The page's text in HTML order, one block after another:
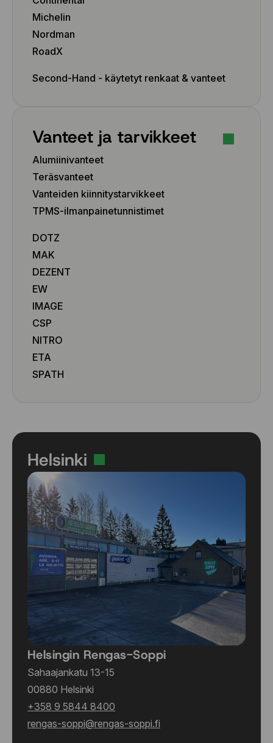
Michelin
Nordman
RoadX
Second-Hand - käytetyt renkaat & vanteet
Vanteet ja tarvikkeet
Alumiinivanteet
Teräsvanteet
Vanteiden kiinnitystarvikkeet
TPMS-ilmanpainetunnistimet
DOTZ
MAK
DEZENT
EW
IMAGE
CSP
NITRO
ETA
SPATH
Helsinki
Helsingin Rengas-Soppi
Sahaajankatu 13-15
00880 Helsinki
+358 9 5844 8400
rengas-soppi@rengas-soppi.fi